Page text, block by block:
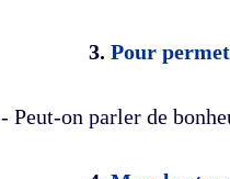
3. Pour
- Peut-on parler de